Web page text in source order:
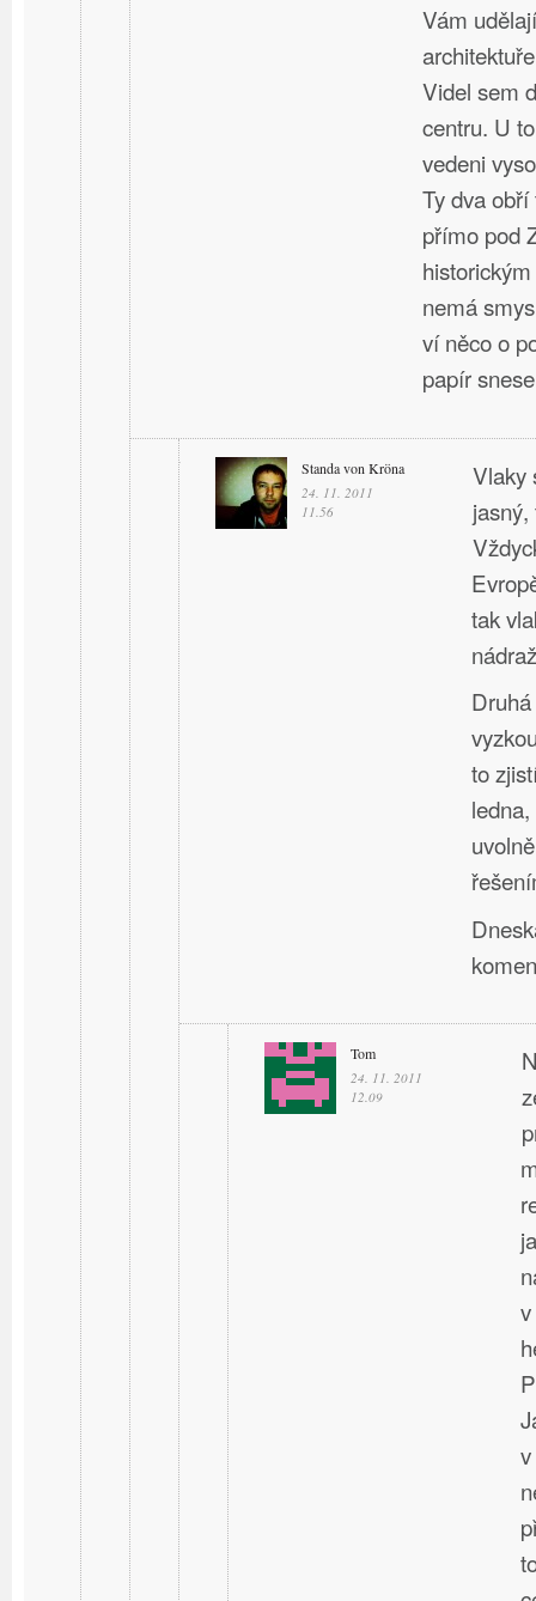
Vám
Videl sem
centru. U
vedeni
Ty dva
přímo pod
nemá
ví něco o
papír
Standa von Kröna
24. 11. 2011
11.56
Vlaky
tak
to
Tom
24. 11. 2011
12.09